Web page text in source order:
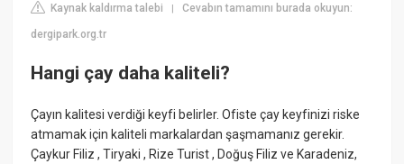
Kaynak kaldırma talebi |Cevabın tamamını burada okuyun:
dergipark.org.tr
Hangi çay daha kaliteli?
Çayın kalitesi verdiği keyfi belirler. Ofiste çay keyfinizi riske
atmamak için kaliteli markalardan şaşmamanız gerekir.
Çaykur Filiz , Tiryaki , Rize Turist , Doğuş Filiz ve Karadeniz,